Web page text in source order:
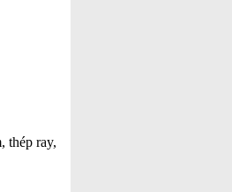
thép ray,